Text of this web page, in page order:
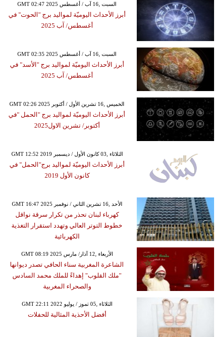
GMT 02:47 2025 السبت ,16 آب / أغسطس
أبرز الأحداث اليوميّة لمواليد برج "الحوت" في
أغسطس/ آب 2025
GMT 02:35 2025 السبت ,16 آب / أغسطس
أبرز الأحداث اليوميّة لمواليد برج "الأسد" في
أغسطس/ آب 2025
GMT 02:26 2025 الخميس ,16 تشرين الأول / أكتوبر
أبرز الأحداث اليوميّة لمواليد برج "الحمل "في
أكتوبر/ تشرين الاول2025
GMT 12:52 2019 الثلاثاء ,03 كانون الأول / ديسمبر
أبرز الأحداث اليوميّة لمواليد برج"الحمل" في
كانون الأول 2019
GMT 16:47 2025 الأحد ,16 تشرين الثاني / نوفمبر
كهرباء لبنان تحذر من تكرار سرقة نواقل
خطوط التوتر العالي وتهدد استقرار التغذية
الكهربائية
GMT 08:19 2025 الأربعاء ,12 آذار/ مارس
الشاعرة المغربية سناء الحافي تصدر ديوانها
"ملك القلوب" إهداءً للملك محمد السادس
والصحراء المغربية
GMT 22:11 2022 الثلاثاء ,05 تموز / يوليو
أفضل الأحذية المثالية للحفلات